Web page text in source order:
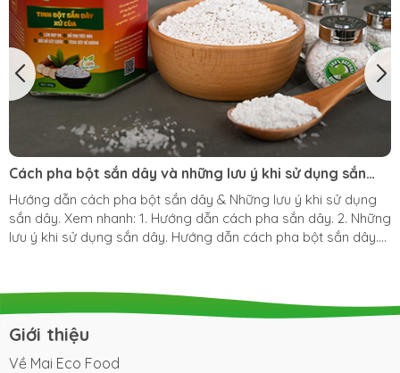
Cách pha bột sắn dây và những lưu ý khi sử dụng sắn
dây
Hướng dẫn cách pha bột sắn dây & Những lưu ý khi sử dụng
sắn dây. Xem nhanh: 1. Hướng dẫn cách pha sắn dây. 2. Những
lưu ý khi sử dụng sắn dây. Hướng dẫn cách pha bột sắn dây.
Sữa đặc) tùy sở thích. 1 tách đá viên. Các bước pha bột sắn
dây. Cho bột sắn dây vào 1 ly rồi cho từ từ nước sôi và khuấy
đều để sắn dây không bị vón cục. Sau đó cho nước cốt chanh
+ sữa hoặc đường...
Giới thiệu
Về Mai Eco Food